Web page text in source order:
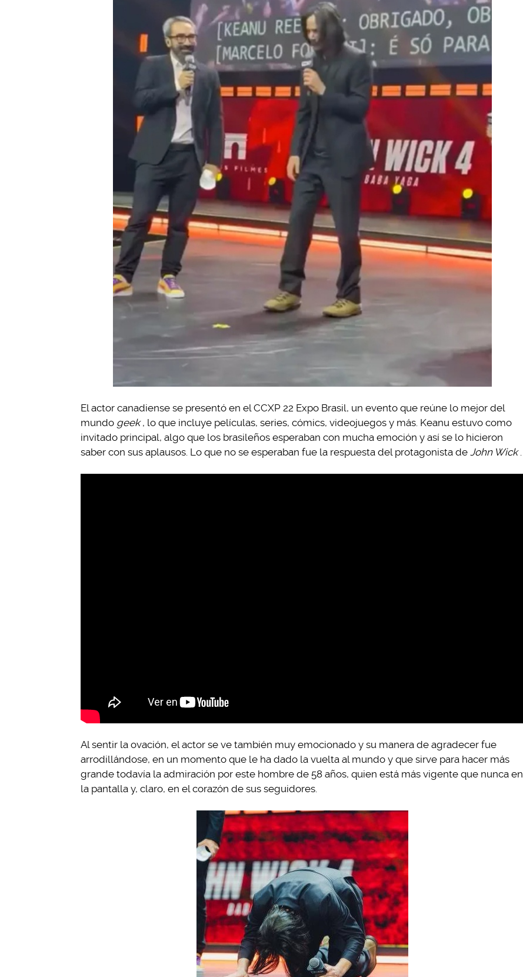
El actor canadiense se presentó en el CCXP 22 Expo Brasil, un evento que reúne lo mejor del
mundo geek , lo que incluye películas, series, cómics, videojuegos y más. Keanu estuvo como
invitado principal, algo que los brasileños esperaban con mucha emoción y así se lo hicieron
saber con sus aplausos. Lo que no se esperaban fue la respuesta del protagonista de John Wick .
Al sentir la ovación, el actor se ve también muy emocionado y su manera de agradecer fue
arrodillándose, en un momento que le ha dado la vuelta al mundo y que sirve para hacer más
grande todavía la admiración por este hombre de 58 años, quien está más vigente que nunca en
la pantalla y, claro, en el corazón de sus seguidores.